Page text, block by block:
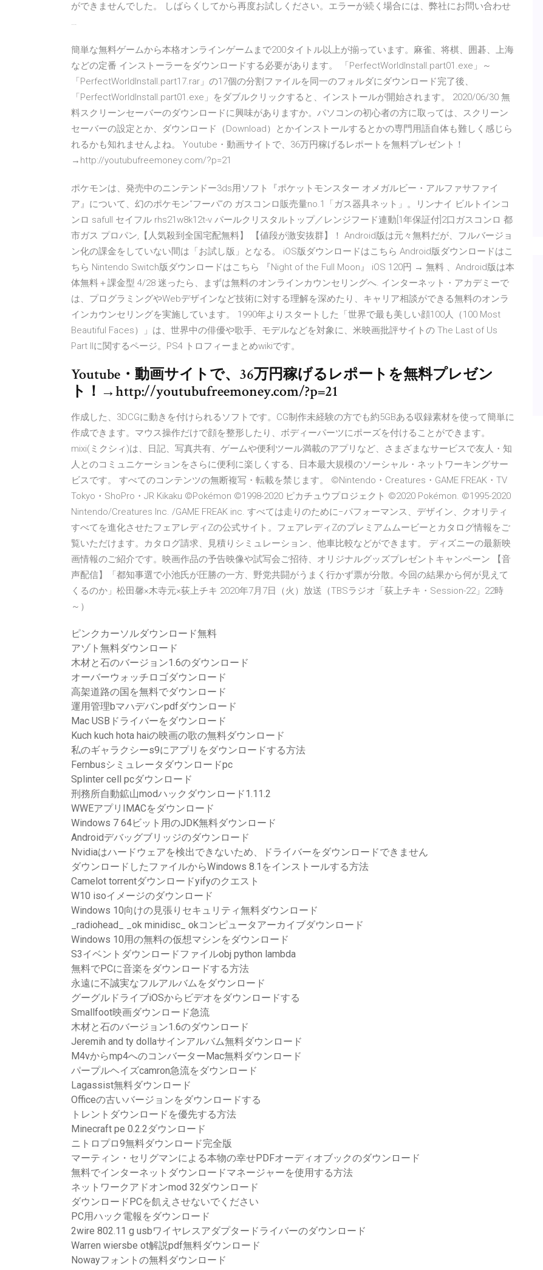
ができませんでした。 しばらくしてから再度お試しください。エラーが続く場合には、弊社にお問い合わせ
…
簡単な無料ゲームから本格オンラインゲームまで200タイトル以上が揃っています。麻雀、将棋、囲碁、上海
などの定番 インストーラーをダウンロードする必要があります。 「PerfectWorldInstall.part01.exe」～
「PerfectWorldInstall.part17.rar」の17個の分割ファイルを同一のフォルダにダウンロード完了後、
「PerfectWorldInstall.part01.exe」をダブルクリックすると、インストールが開始されます。 2020/06/30 無
料スクリーンセーバーのダウンロードに興味がありますか。パソコンの初心者の方に取っては、スクリーン
セーバーの設定とか、ダウンロード（Download）とかインストールするとかの専門用語自体も難しく感じら
れるかも知れませんよね。 Youtube・動画サイトで、36万円稼げるレポートを無料プレゼント！
→http://youtubufreemoney.com/?p=21
ポケモンは、発売中のニンテンドー3ds用ソフト『ポケットモンスター オメガルビー・アルファサファイ
ア』について、幻のポケモン“フーパ”の ガスコンロ販売量no.1「ガス器具ネット」。リンナイ ビルトインコ
ンロ safull セイフル rhs21w8k12t-v パールクリスタルトップ／レンジフード連動[1年保証付]2口ガスコンロ 都
市ガス プロパン,【人気殺到全国宅配無料】 【値段が激安抜群】！ Android版は元々無料だが、フルバージョ
ン化の課金をしていない間は「お試し版」となる。 iOS版ダウンロードはこちら Android版ダウンロードはこ
ちら Nintendo Switch版ダウンロードはこちら 『Night of the Full Moon』 iOS 120円 → 無料 、Android版は本
体無料＋課金型 4/28 迷ったら、まずは無料のオンラインカウンセリングへ. インターネット・アカデミーで
は、プログラミングやWebデザインなど技術に対する理解を深めたり、キャリア相談ができる無料のオンラ
インカウンセリングを実施しています。 1990年よりスタートした「世界で最も美しい顔100人（100 Most
Beautiful Faces）」は、世界中の俳優や歌手、モデルなどを対象に、米映画批評サイトの The Last of Us
Part IIに関するページ。PS4 トロフィーまとめwikiです。
Youtube・動画サイトで、36万円稼げるレポートを無料プレゼン
ト！→http://youtubufreemoney.com/?p=21
作成した、3DCGに動きを付けられるソフトです。CG制作未経験の方でも約5GBある収録素材を使って簡単に
作成できます。マウス操作だけで顔を整形したり、ボディーパーツにポーズを付けることができます。
mixi(ミクシィ)は、日記、写真共有、ゲームや便利ツール満載のアプリなど、さまざまなサービスで友人・知
人とのコミュニケーションをさらに便利に楽しくする、日本最大規模のソーシャル・ネットワーキングサー
ビスです。 すべてのコンテンツの無断複写・転載を禁じます。 ©Nintendo・Creatures・GAME FREAK・TV
Tokyo・ShoPro・JR Kikaku ©Pokémon ©1998-2020 ピカチュウプロジェクト ©2020 Pokémon. ©1995-2020
Nintendo/Creatures Inc. /GAME FREAK inc. すべては走りのために−パフォーマンス、デザイン、クオリティ
すべてを進化させたフェアレディZの公式サイト。フェアレディZのプレミアムムービーとカタログ情報をご
覧いただけます。カタログ請求、見積りシミュレーション、他車比較などができます。 ディズニーの最新映
画情報のご紹介です。映画作品の予告映像や試写会ご招待、オリジナルグッズプレゼントキャンペーン 【音
声配信】「都知事選で小池氏が圧勝の一方、野党共闘がうまく行かず票が分散。今回の結果から何が見えて
くるのか」松田馨×木寺元×荻上チキ 2020年7月7日（火）放送（TBSラジオ「荻上チキ・Session-22」22時
～）
ピンクカーソルダウンロード無料
アゾト無料ダウンロード
木材と石のバージョン1.6のダウンロード
オーバーウォッチロゴダウンロード
高架道路の国を無料でダウンロード
運用管理bマハデバンpdfダウンロード
Mac USBドライバーをダウンロード
Kuch kuch hota haiの映画の歌の無料ダウンロード
私のギャラクシーs9にアプリをダウンロードする方法
Fernbusシミュレータダウンロードpc
Splinter cell pcダウンロード
刑務所自動鉱山modハックダウンロード1.11.2
WWEアプリIMACをダウンロード
Windows 7 64ビット用のJDK無料ダウンロード
Androidデバッグブリッジのダウンロード
Nvidiaはハードウェアを検出できないため、ドライバーをダウンロードできません
ダウンロードしたファイルからWindows 8.1をインストールする方法
Camelot torrentダウンロードyifyのクエスト
W10 isoイメージのダウンロード
Windows 10向けの見張りセキュリティ無料ダウンロード
_radiohead_ _ok minidisc_ okコンピュータアーカイブダウンロード
Windows 10用の無料の仮想マシンをダウンロード
S3イベントダウンロードファイルobj python lambda
無料でPCに音楽をダウンロードする方法
永遠に不誠実なフルアルバムをダウンロード
グーグルドライブiOSからビデオをダウンロードする
Smallfoot映画ダウンロード急流
木材と石のバージョン1.6のダウンロード
Jeremih and ty dollaサインアルバム無料ダウンロード
M4vからmp4へのコンバーターMac無料ダウンロード
パープルヘイズcamron急流をダウンロード
Lagassist無料ダウンロード
Officeの古いバージョンをダウンロードする
トレントダウンロードを優先する方法
Minecraft pe 0.2.2ダウンロード
ニトロプロ9無料ダウンロード完全版
マーティン・セリグマンによる本物の幸せPDFオーディオブックのダウンロード
無料でインターネットダウンロードマネージャーを使用する方法
ネットワークアドオンmod 32ダウンロード
ダウンロードPCを飢えさせないでください
PC用ハック電報をダウンロード
2wire 802.11 g usbワイヤレスアダプタードライバーのダウンロード
Warren wiersbe ot解説pdf無料ダウンロード
Nowayフォントの無料ダウンロード